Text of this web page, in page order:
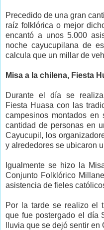
Precedido de una gran
raíz folklórica o mejor
encantó a unos 5.000
noche cayucupilana de
calcula que un millar de
Misa a la chilena, Fiesta
Durante el día se
Fiesta Huasa con las
campesinos montados
cantidad de personas en
Cayucupil, los
y alrededores se ubicaron
Igualmente se hizo la
Conjunto Folklórico
asistencia de fieles
Por la tarde se realizo el
que fue postergado el día
lluvia que se dejó sentir en